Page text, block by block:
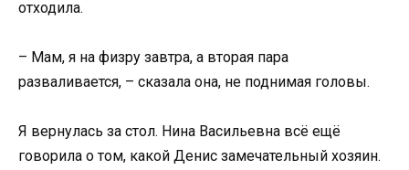
отходила.
– Мам, я на физру завтра, а вторая пара
разваливается, – сказала она, не поднимая головы.
Я вернулась за стол. Нина Васильевна всё ещё
говорила о том, какой Денис замечательный хозяин.